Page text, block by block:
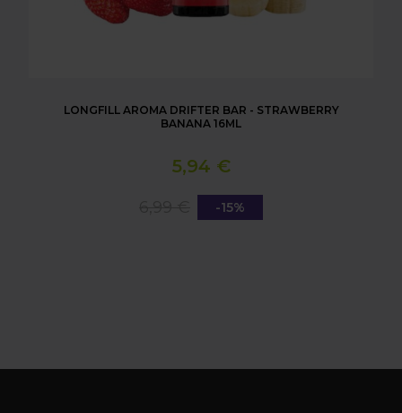
LONGFILL AROMA DRIFTER BAR - STRAWBERRY
BANANA 16ML
5,94 €
-15%